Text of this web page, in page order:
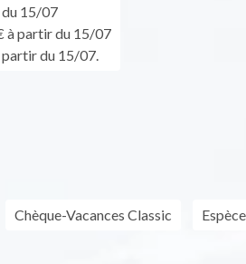
15/07
à partir du 15/07
du 15/07.
Chèque-Vacances Classic